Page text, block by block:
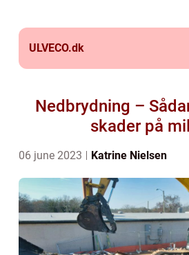
ULVECO.dk
Nedbrydning –
skader på
06 june 2023 Katrine Nielsen